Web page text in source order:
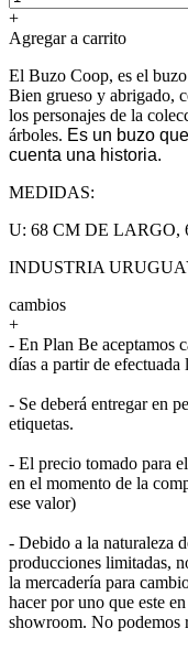
+
Agregar a carrito
El Buzo Coop, es el
Bien grueso y abrigado,
los personajes de la
árboles. Es un buzo
cuenta una historia.
MEDIDAS:
U: 68 CM DE LARGO,
INDUSTRIA
cambios
+
- En Plan Be aceptamos
días a partir de efectuada
- Se deberá entregar en
etiquetas.
- El precio tomado para
en el momento de la
ese valor)
- Debido a la naturaleza
producciones limitadas,
la mercadería para
hacer por uno que este
showroom. No podemos